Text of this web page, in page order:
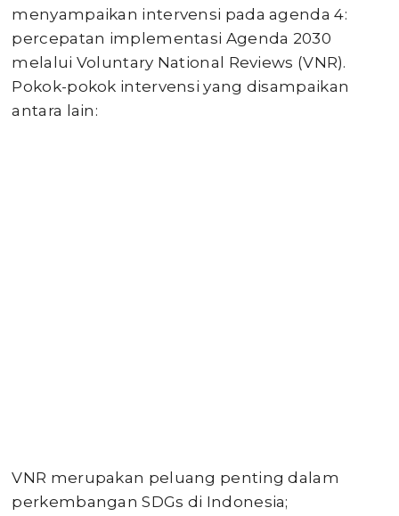
menyampaikan intervensi pada agenda 4:
percepatan implementasi Agenda 2030
melalui Voluntary National Reviews (VNR).
Pokok-pokok intervensi yang disampaikan
antara lain:
VNR merupakan peluang penting dalam
perkembangan SDGs di Indonesia;